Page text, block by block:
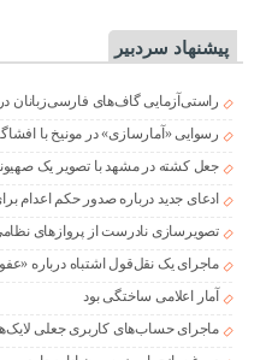
پیشنهاد سردبیر
راستی‌آزمایی گاف‌های فارسی‌زبانان
رسوایی «آمارسازی» در مونیخ با
جعل کشته در مشهد با تصویر یک
ادعای جدید درباره صدور حکم اعدام
تصویرسازی نادرست از پروازهای
ماجرای یک نقل‌قول اشتباه درباره
آمار اعلامی ساختگی بود
ماجرای حساب‌های کاربری جعلی